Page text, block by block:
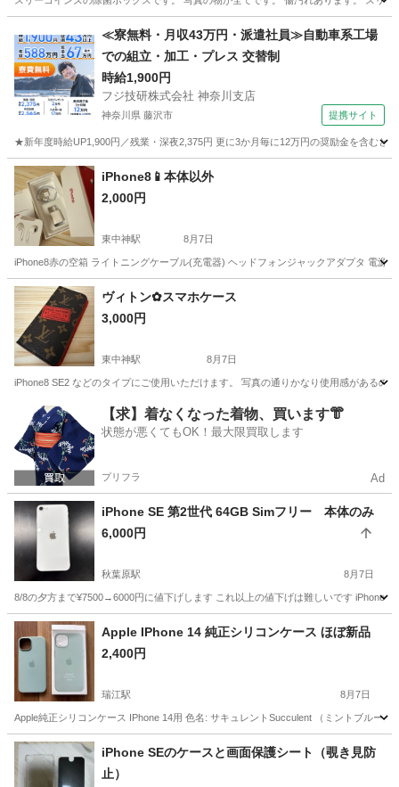
吉祥寺駅 携帯アクセサリー
≪寮無料・月収43万円・派遣社員≫自動車系工場
での組立・加工・プレス 交替制
時給1,900円
フジ技研株式会社 神奈川支店
神奈川県 藤沢市 提携サイト
★新年度時給UP1,900円／残業・深夜2,375円 更に3か月毎に12万円の奨励金を含む
神奈川 藤沢市 iPhone8📱本体以外
2,000円
東中神駅 8月7日
iPhone8赤の空箱 ライトニングケーブル(充電器) ヘッドフォンジャックアダプタ 電源
東京 昭島市 東中神駅 携帯アクセサリー
ヴィトン✿スマホケース
3,000円
東中神駅 8月7日
iPhone8 SE2 などのタイプにご使用いただけます。 写真の通りかなり使用感がある
東京 昭島市 東中神駅 携帯アクセサリー iPhone8
【求】着なくなった着物、買います👘
状態が悪くてもOK！最大限買取します
プリフラ Ad
iPhone SE 第2世代 64GB Simフリー 本体のみ
6,000円
秋葉原駅 8月7日
8/8の夕方まで¥7500→6000円に値下げします これ以上の値下げは難しいです
東京 千代田区 携帯電話/スマホ
Apple IPhone 14 純正シリコンケース ほぼ新品
2,400円
瑞江駅 8月7日
Apple純正シリコンケース IPhone 14用 色名: サキュレントSucculent （ミントブルー
東京 江戸川区 携帯アクセサリー ミント
iPhone SEのケースと画面保護シート（覗き見防
止）